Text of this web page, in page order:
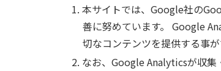
本サイトでは、Google社の
善に努めています。 Google
切なコンテンツを提供する事が
なお、Google Analyticsが収集